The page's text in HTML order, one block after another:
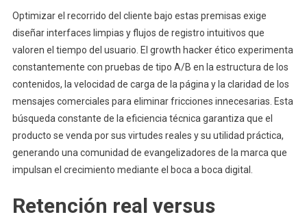
Optimizar el recorrido del cliente bajo estas premisas exige
diseñar interfaces limpias y flujos de registro intuitivos que
valoren el tiempo del usuario. El growth hacker ético experimenta
constantemente con pruebas de tipo A/B en la estructura de los
contenidos, la velocidad de carga de la página y la claridad de los
mensajes comerciales para eliminar fricciones innecesarias. Esta
búsqueda constante de la eficiencia técnica garantiza que el
producto se venda por sus virtudes reales y su utilidad práctica,
generando una comunidad de evangelizadores de la marca que
impulsan el crecimiento mediante el boca a boca digital.
Retención real versus